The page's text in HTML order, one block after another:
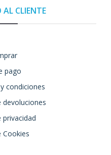
AL CLIENTE
pago
condiciones
devoluciones
privacidad
Cookies